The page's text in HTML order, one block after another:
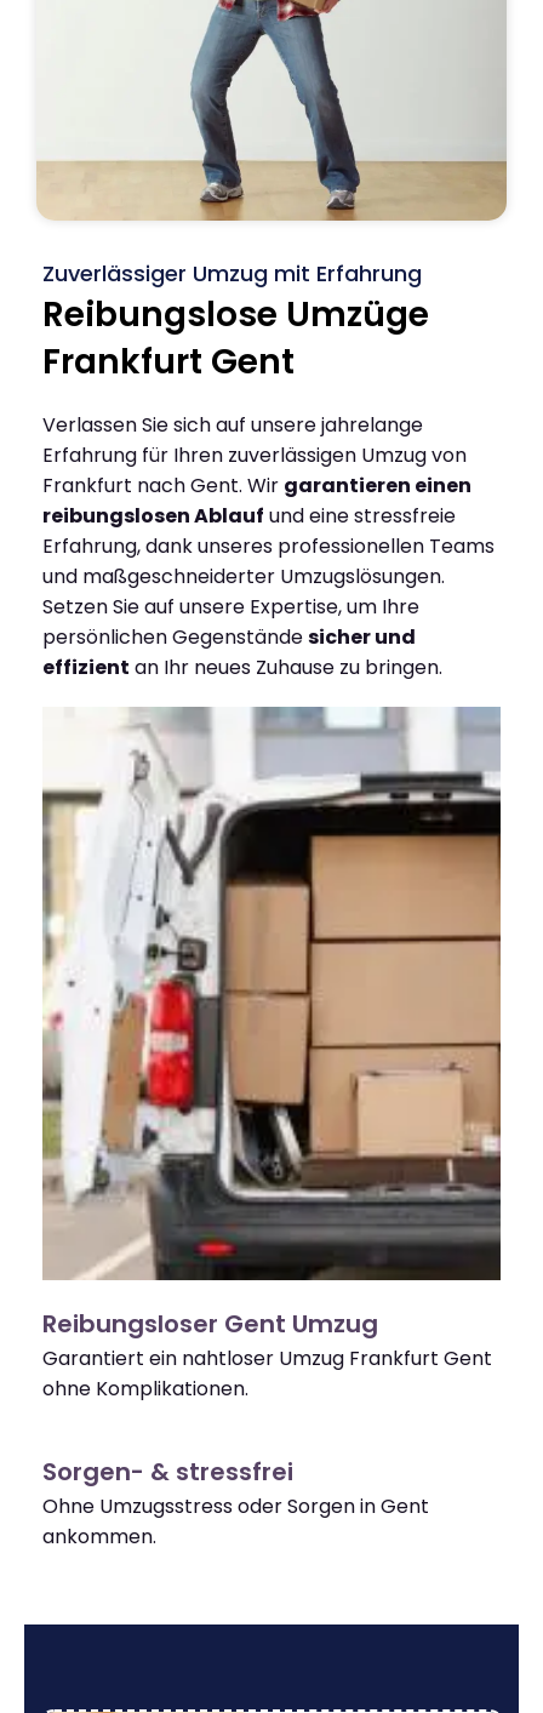
Zuverlässiger Umzug mit Erfahrung
Reibungslose Umzüge
Frankfurt Gent
Verlassen Sie sich auf unsere jahrelange
Erfahrung für Ihren zuverlässigen Umzug von
Frankfurt nach Gent. Wir garantieren einen
reibungslosen Ablauf und eine stressfreie
Erfahrung, dank unseres professionellen Teams
und maßgeschneiderter Umzugslösungen.
Setzen Sie auf unsere Expertise, um Ihre
persönlichen Gegenständesicher und
effizient an Ihr neues Zuhause zu bringen.
Reibungsloser Gent Umzug
Garantiert ein nahtloser Umzug Frankfurt Gent
ohne Komplikationen.
Sorgen- & stressfrei
Ohne Umzugsstress oder Sorgen in Gent
ankommen.